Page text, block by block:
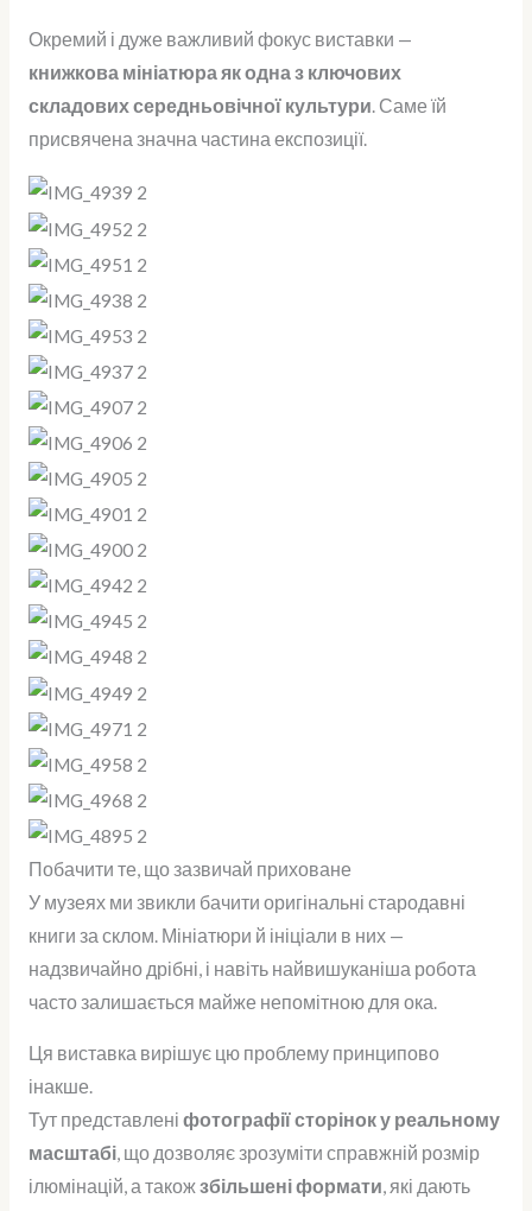
Окремий і дуже важливий фокус виставки —
книжкова мініатюра як одна з ключових
складових середньовічної культури. Саме їй
присвячена значна частина експозиції.
Побачити те, що зазвичай приховане
У музеях ми звикли бачити оригінальні стародавні
книги за склом. Мініатюри й ініціали в них —
надзвичайно дрібні, і навіть найвишуканіша робота
часто залишається майже непомітною для ока.
Ця виставка вирішує цю проблему принципово
інакше.
Тут представлені фотографії сторінок у реальному
масштабі, що дозволяє зрозуміти справжній розмір
ілюмінацій, а такожзбільшені формати, які дають